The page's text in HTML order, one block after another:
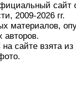
сайт
2009-2026 гг.
материалов,
авторов.
сайте взята из